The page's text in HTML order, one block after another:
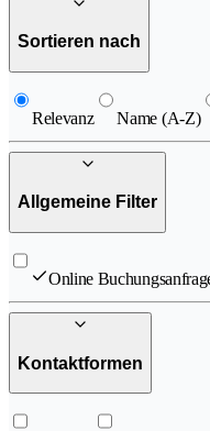
Sortieren nach
Relevanz Name (A-Z)
Allgemeine Filter
Online
Kontaktformen